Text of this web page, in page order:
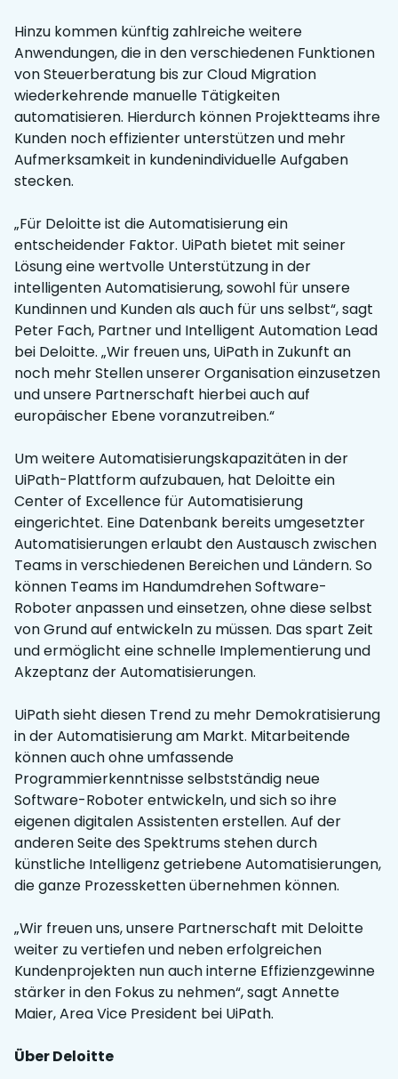
Hinzu kommen künftig zahlreiche weitere
Anwendungen, die in den verschiedenen Funktionen
von Steuerberatung bis zur Cloud Migration
wiederkehrende manuelle Tätigkeiten
automatisieren. Hierdurch können Projektteams ihre
Kunden noch effizienter unterstützen und mehr
Aufmerksamkeit in kundenindividuelle Aufgaben
stecken.
„Für Deloitte ist die Automatisierung ein
entscheidender Faktor. UiPath bietet mit seiner
Lösung eine wertvolle Unterstützung in der
intelligenten Automatisierung, sowohl für unsere
Kundinnen und Kunden als auch für uns selbst“, sagt
Peter Fach, Partner und Intelligent Automation Lead
bei Deloitte. „Wir freuen uns, UiPath in Zukunft an
noch mehr Stellen unserer Organisation einzusetzen
und unsere Partnerschaft hierbei auch auf
europäischer Ebene voranzutreiben.“
Um weitere Automatisierungskapazitäten in der
UiPath-Plattform aufzubauen, hat Deloitte ein
Center of Excellence für Automatisierung
eingerichtet. Eine Datenbank bereits umgesetzter
Automatisierungen erlaubt den Austausch zwischen
Teams in verschiedenen Bereichen und Ländern. So
können Teams im Handumdrehen Software-
Roboter anpassen und einsetzen, ohne diese selbst
von Grund auf entwickeln zu müssen. Das spart Zeit
und ermöglicht eine schnelle Implementierung und
Akzeptanz der Automatisierungen.
UiPath sieht diesen Trend zu mehr Demokratisierung
in der Automatisierung am Markt. Mitarbeitende
können auch ohne umfassende
Programmierkenntnisse selbstständig neue
Software-Roboter entwickeln, und sich so ihre
eigenen digitalen Assistenten erstellen. Auf der
anderen Seite des Spektrums stehen durch
künstliche Intelligenz getriebene Automatisierungen,
die ganze Prozessketten übernehmen können.
„Wir freuen uns, unsere Partnerschaft mit Deloitte
weiter zu vertiefen und neben erfolgreichen
Kundenprojekten nun auch interne Effizienzgewinne
stärker in den Fokus zu nehmen“, sagt Annette
Maier, Area Vice President bei UiPath.
Über Deloitte